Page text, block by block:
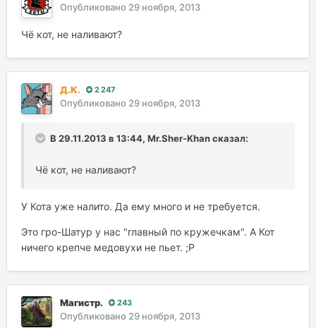
Опубликовано 29 ноября, 2013
Чё кот, не наливают?
Д.К. 2 247
Опубликовано 29 ноября, 2013
В 29.11.2013 в 13:44, Mr.Sher-Khan сказал:
Чё кот, не наливают?
У Кота уже налито. Да ему много и не требуется.
Это гро-Шатур у нас "главный по кружечкам". А Кот
ничего крепче медовухи не пьет. ;Р
Магистр. 243
Опубликовано 29 ноября, 2013